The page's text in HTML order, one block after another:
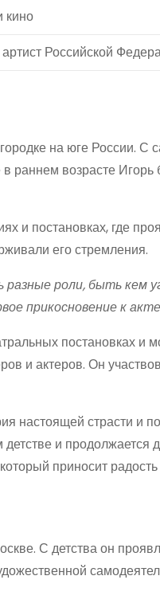
кино
Российской
на юге России. С
в раннем возрасте
и постановках, где
его стремления.
роли, быть кем
прикосновение к
постановках и
и актеров. Он
настоящей страсти и
и
приносит
С детства он